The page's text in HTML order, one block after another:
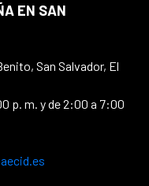
EN SAN
San Salvador, El
p. m. y de 2:00 a 7:00